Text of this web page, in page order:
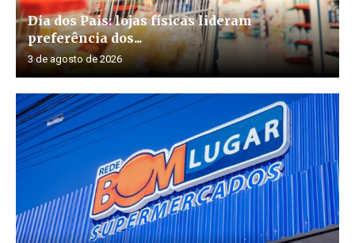
Dia dos Pais: lojas físicas lideram
preferência dos...
3 de agosto de 2026